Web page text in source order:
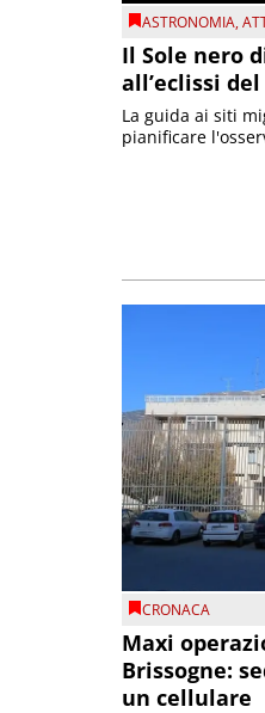
ASTRONOMIA,
Il Sole nero
all’eclissi
La guida ai siti
pianificare
CRONACA
Maxi
Brissogne:
un cellulare